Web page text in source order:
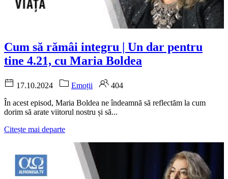
Cum să rămâi integru | Un dar pentru
tine 4.21, cu Maria Boldea
17.10.2024 Emoții
404
În acest episod, Maria Boldea ne îndeamnă să reflectăm la cum
dorim să arate viitorul nostru și să...
Citește mai departe